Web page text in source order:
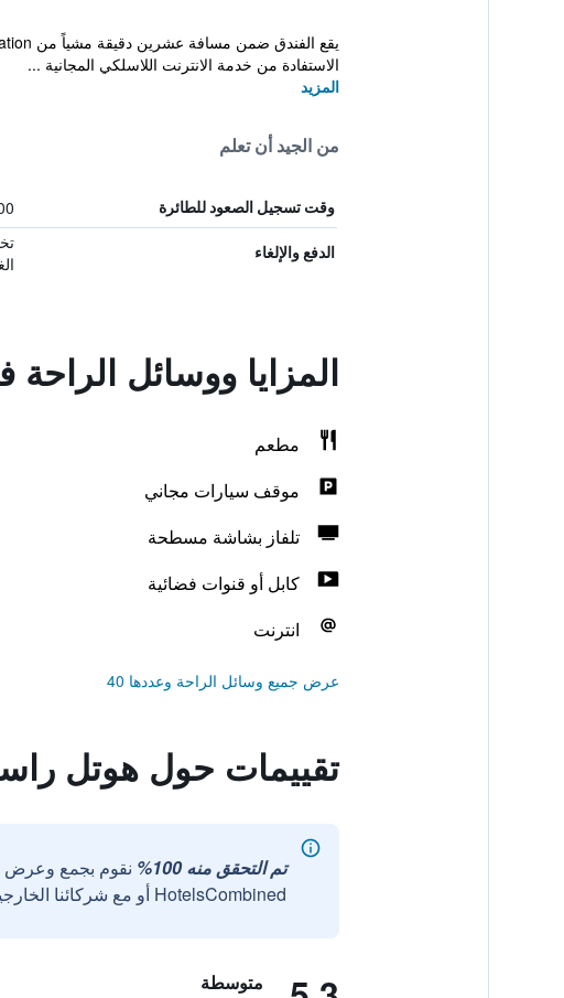
الاستفادة من خدمة الانترنت اللاسلكي المجانية ...
المزيد
من الجيد أن تعلم
وقت تسجيل الصعود للطائرة
الدفع والإلغاء
المزايا ووسائل
مطعم
موقف سيارات مجاني
تلفاز بشاشة مسطحة
كابل أو قنوات فضائية
انترنت
عرض جميع وسائل الراحة وعددها 40
تقييمات حول هوتل
تم التحقق منه 100%
نقوم بجمع وعرض
HotelsCombined أو مع شركائنا الخارجيين الموثوقين.
متوسطة